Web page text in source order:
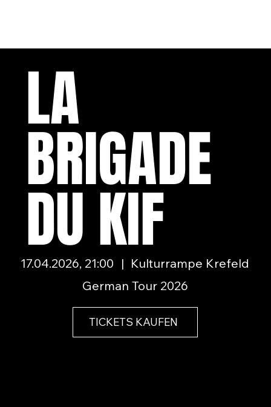
LA
BRIGADE
DU KIF
17.04.2026, 21:00 | Kulturrampe Krefeld
German Tour 2026
TICKETS KAUFEN